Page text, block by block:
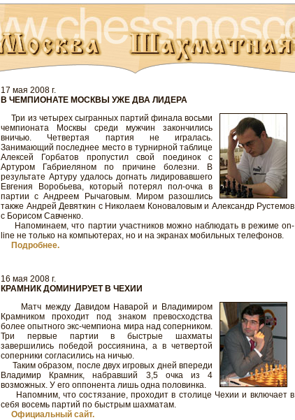
17 мая 2008 г.
В ЧЕМПИОНАТЕ МОСКВЫ УЖЕ ДВА ЛИДЕРА
Три из четырех сыгранных партий финала восьми
чемпионата Москвы среди мужчин закончились
вничью. Четвертая партия не игралась.
Занимающий последнее место в турнирной таблице
Алексей Горбатов пропустил свой поединок с
Артуром Габриеляном по причине болезни. В
результате Артуру удалось догнать лидировавшего
Евгения Воробьева, который потерял пол-очка в
партии с Андреем Рычаговым. Миром разошлись
также Андрей Девяткин с Николаем Коноваловым и Александр Рустемов
с Борисом Савченко.
Напоминаем, что партии участников можно наблюдать в режиме on-
line не только на компьютерах, но и на экранах мобильных телефонов.
Подробнее.
16 мая 2008 г.
КРАМНИК ДОМИНИРУЕТ В ЧЕХИИ
Матч между Давидом Наварой и Владимиром
Крамником проходит под знаком превосходства
более опытного экс-чемпиона мира над соперником.
Три первые партии в быстрые шахматы
завершились победой россиянина, а в четвертой
соперники согласились на ничью.
Таким образом, после двух игровых дней впереди
Владимир Крамник, набравший 3,5 очка из 4
возможных. У его оппонента лишь одна половинка.
Напомним, что состязание, проходит в столице Чехии и включает в
себя восемь партий по быстрым шахматам.
Официальный сайт.